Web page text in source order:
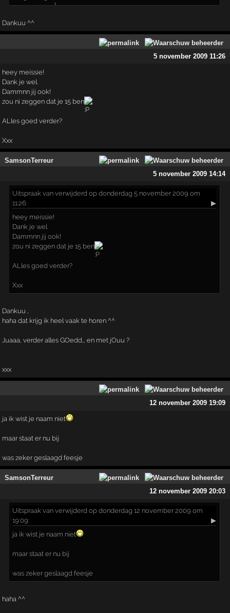
Dankuu ^^
5 november 2009 11:26
heey meissie!
Dank je wel.
Dammnn jij ook!
zou ni zeggen dat je 15 ben
ALles goed verder?
Xxx
SamsonTerreur
5 november 2009 14:14
Uitspraak van verwijderd op donderdag 5 november 2009 om
11:26:
▶
heey meissie!
Dank je wel.
Dammnn jij ook!
zou ni zeggen dat je 15 ben
ALles goed verder?
Xxx
Dankuu ,
haha dat krijg ik heel vaak te horen ^^
Juaaa, verder alles GOedd,, en met jOuu ?
xxx
12 november 2009 19:09
ja ik wist je naam niet
maar staat er nu bij
was zeker geslaagd feesje
SamsonTerreur
12 november 2009 20:03
Uitspraak van verwijderd op donderdag 12 november 2009 om
19:09:
▶
ja ik wist je naam niet
maar staat er nu bij
was zeker geslaagd feesje
haha ^^